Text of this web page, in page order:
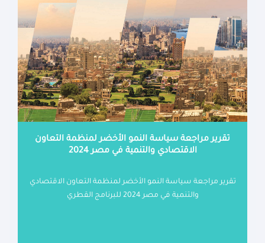
تقرير مراجعة سياسة النمو الأخضر لمنظمة التعاون
الاقتصادي والتنمية في مصر 2024
تقرير مراجعة سياسة النمو الأخضر لمنظمة التعاون الاقتصادي
والتنمية في مصر 2024 للبرنامج القطري